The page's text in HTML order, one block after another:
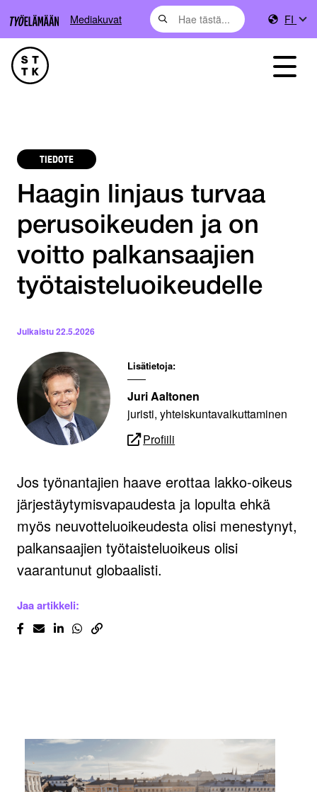
Mediakuvat FI
TIEDOTE
Haagin linjaus turvaa
perusoikeuden ja on
voitto palkansaajien
työtaisteluoikeudelle
Julkaistu22.5.2026
Lisätietoja:
Juri Aaltonen
juristi, yhteiskuntavaikuttaminen
Profiili
Jos työnantajien haave erottaa lakko-oikeus
järjestäytymisvapaudesta ja lopulta ehkä
myös neuvotteluoikeudesta olisi menestynyt,
palkansaajien työtaisteluoikeus olisi
vaarantunut globaalisti.
Jaa artikkeli: